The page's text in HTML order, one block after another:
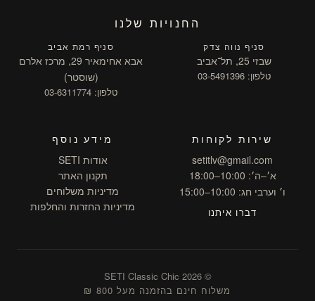
החנויות שלנו
סניף נווה צדק
שבזי 25, תל־אביב
טלפון: 03-5491396
סניף רמת אביב
אבא אחימאיר 29, מרכז אלרם
(שוסטר)
טלפון: 03-6311774
שירות לקוחות
setitlv@gmail.com
א׳–ה׳: 10:00–18:00
ו׳ וערבי חג: 10:00–15:00
דברו איתנו
מידע נוסף
אודות SETI
תקנון האתר
מדיניות משלוחים
מדיניות החזרות והחלפות
© 2026 SETI Classic Chic
משלוח חינם בהזמנה מעל 800 ₪